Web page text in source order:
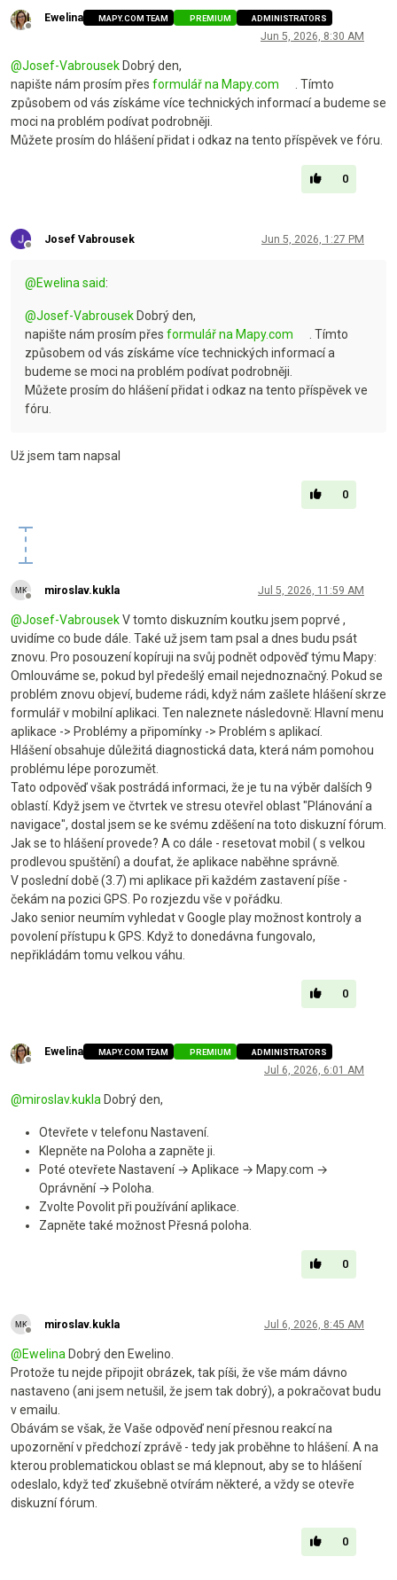
Ewelina MAPY.COM TEAM PREMIUM ADMINISTRATORS
Jun 5, 2026, 8:30 AM
@Josef-Vabrousek Dobrý den,
napište nám prosím přes formulář na Mapy.com
. Tímto
způsobem od vás získáme více technických informací a budeme se
moci na problém podívat podrobněji.
Můžete prosím do hlášení přidat i odkaz na tento příspěvek ve fóru.
0
Josef Vabrousek Jun 5, 2026, 1:27 PM
@Ewelina said:
@Josef-Vabrousek Dobrý den,
napište nám prosím přes formulář na Mapy.com
. Tímto
způsobem od vás získáme více technických informací a
budeme se moci na problém podívat podrobněji.
Můžete prosím do hlášení přidat i odkaz na tento příspěvek ve
fóru.
Už jsem tam napsal
0
miroslav.kukla Jul 5, 2026, 11:59 AM
@Josef-VabrousekV tomto diskuzním koutku jsem poprvé ,
uvidíme co bude dále. Také už jsem tam psal a dnes budu psát
znovu. Pro posouzení kopíruji na svůj podnět odpověď týmu Mapy:
Omlouváme se, pokud byl předešlý email nejednoznačný. Pokud se
problém znovu objeví, budeme rádi, když nám zašlete hlášení skrze
formulář v mobilní aplikaci. Ten naleznete následovně: Hlavní menu
aplikace -> Problémy a připomínky -> Problém s aplikací.
Hlášení obsahuje důležitá diagnostická data, která nám pomohou
problému lépe porozumět.
Tato odpověď však postrádá informaci, že je tu na výběr dalších 9
oblastí. Když jsem ve čtvrtek ve stresu otevřel oblast "Plánování a
navigace", dostal jsem se ke svému zděšení na toto diskuzní fórum.
Jak se to hlášení provede? A co dále - resetovat mobil ( s velkou
prodlevou spuštění) a doufat, že aplikace naběhne správně.
V poslední době (3.7) mi aplikace při každém zastavení píše -
čekám na pozici GPS. Po rozjezdu vše v pořádku.
Jako senior neumím vyhledat v Google play možnost kontroly a
povolení přístupu k GPS. Když to donedávna fungovalo,
nepřikládám tomu velkou váhu.
0
Ewelina MAPY.COM TEAM PREMIUM ADMINISTRATORS
Jul 6, 2026, 6:01 AM
@miroslav.kukla Dobrý den,
Otevřete v telefonu Nastavení.
Klepněte na Poloha a zapněte ji.
Poté otevřete Nastavení → Aplikace → Mapy.com →
Oprávnění → Poloha.
Zvolte Povolit při používání aplikace.
Zapněte také možnost Přesná poloha.
0
miroslav.kukla Jul 6, 2026, 8:45 AM
@Ewelina Dobrý den Ewelino.
Protože tu nejde připojit obrázek, tak píši, že vše mám dávno
nastaveno (ani jsem netušil, že jsem tak dobrý), a pokračovat budu
v emailu.
Obávám se však, že Vaše odpověď není přesnou reakcí na
upozornění v předchozí zprávě - tedy jak proběhne to hlášení. A na
kterou problematickou oblast se má klepnout, aby se to hlášení
odeslalo, když teď zkušebně otvírám některé, a vždy se otevře
diskuzní fórum.
0